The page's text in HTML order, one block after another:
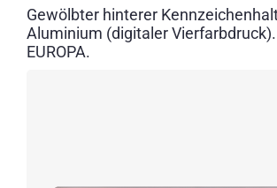
Gewölbter hinterer
Aluminium (digitaler
EUROPA.